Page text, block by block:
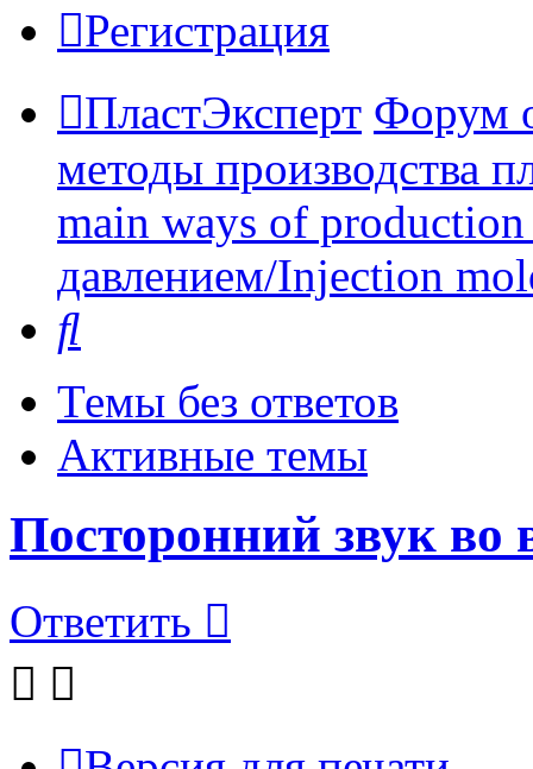
Регистрация
ПластЭксперт Форум
методы производства
main ways of
давлением/Injection
Темы без ответов
Активные темы
Посторонний звук во
Ответить